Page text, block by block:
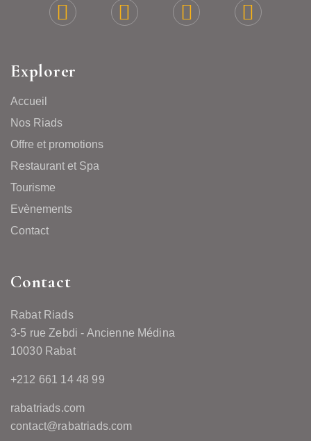
Explorer
Accueil
Nos Riads
Offre et promotions
Restaurant et Spa
Tourisme
Evènements
Contact
Contact
Rabat Riads
3-5 rue Zebdi - Ancienne Médina
10030 Rabat
+212 661 14 48 99
rabatriads.com
contact@rabatriads.com